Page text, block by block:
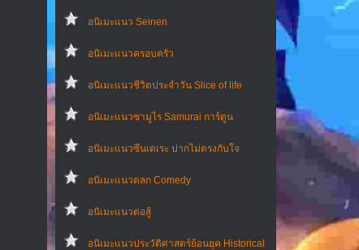
อนิเมะแนว Seinen
อนิเมะแนวครอบครัว
อนิเมะแนวชีวิตประจําวัน Slice of life
อนิเมะแนวซามูไร Samurai การ์ตูน
อนิเมะแนวซึนเดเระ ปากไม่ตรงกับใจ
อนิเมะแนวตลก Comedy
อนิเมะแนวต่อสู้
อนิเมะแนวประวัติศาสตร์ย้อนยุค Historical